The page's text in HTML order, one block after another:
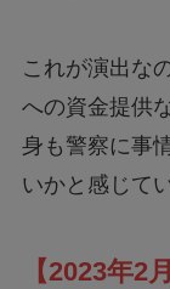
これが演出な
への資金提供
身も警察に事
いかと感じて
【2023年2